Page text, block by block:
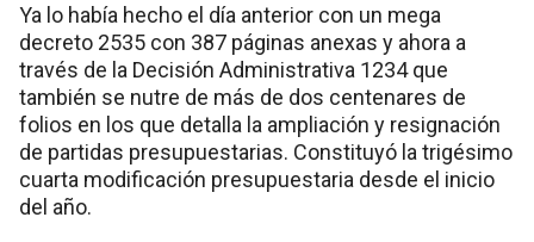
Ya lo había hecho el día anterior con un mega
decreto 2535 con 387 páginas anexas y ahora a
través de la Decisión Administrativa 1234 que
también se nutre de más de dos centenares de
folios en los que detalla la ampliación y resignación
de partidas presupuestarias. Constituyó la trigésimo
cuarta modificación presupuestaria desde el inicio
del año.